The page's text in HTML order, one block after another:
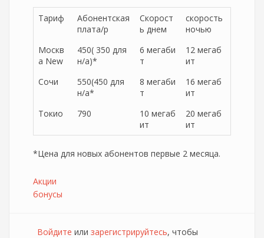
Тариф
Абонентская
плата/р
Скорост
ь днем
скорость
ночью
Москв
а New
450( 350 для
н/а)*
6 мегаби
т
12 мегаб
ит
Сочи
550(450 для
н/а*
8 мегаби
т
16 мегаб
ит
Токио
790
10 мегаб
ит
20 мегаб
ит
*Цена для новых абонентов первые 2 месяца.
Акции
бонусы
Войдите или зарегистрируйтесь, чтобы